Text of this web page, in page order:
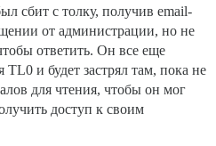
сбит с толку, получив email-
от администрации, но не
ответить. Он все еще
TL0 и будет застрял там, пока не
для чтения, чтобы он мог
доступ к своим